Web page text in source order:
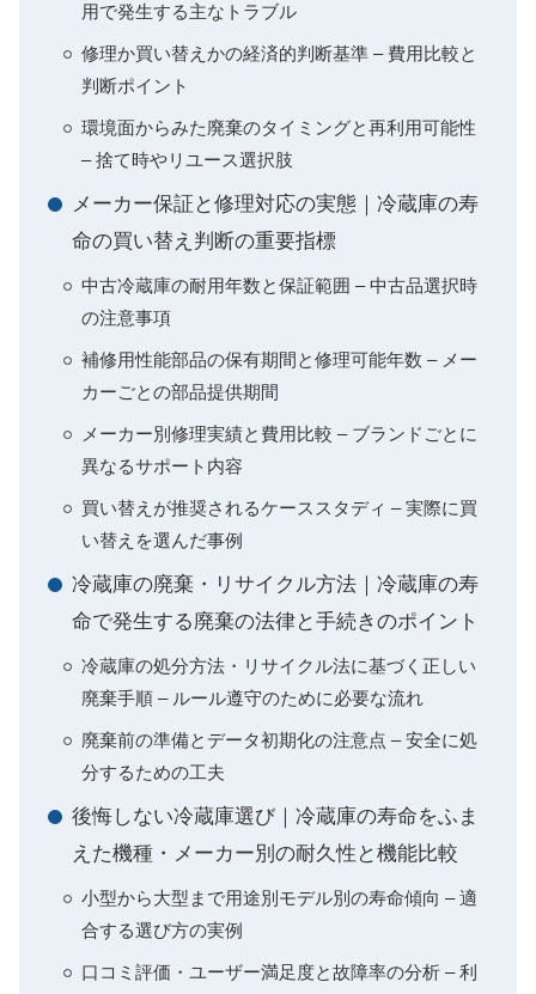
用で発生する主なトラブル
修理か買い替えかの経済的判断基準 – 費用比較と
判断ポイント
環境面からみた廃棄のタイミングと再利用可能性
– 捨て時やリユース選択肢
メーカー保証と修理対応の実態｜冷蔵庫の寿
命の買い替え判断の重要指標
中古冷蔵庫の耐用年数と保証範囲 – 中古品選択時
の注意事項
補修用性能部品の保有期間と修理可能年数 – メー
カーごとの部品提供期間
メーカー別修理実績と費用比較 – ブランドごとに
異なるサポート内容
買い替えが推奨されるケーススタディ – 実際に買
い替えを選んだ事例
冷蔵庫の廃棄・リサイクル方法｜冷蔵庫の寿
命で発生する廃棄の法律と手続きのポイント
冷蔵庫の処分方法・リサイクル法に基づく正しい
廃棄手順 – ルール遵守のために必要な流れ
廃棄前の準備とデータ初期化の注意点 – 安全に処
分するための工夫
後悔しない冷蔵庫選び｜冷蔵庫の寿命をふま
えた機種・メーカー別の耐久性と機能比較
小型から大型まで用途別モデル別の寿命傾向 – 適
合する選び方の実例
口コミ評価・ユーザー満足度と故障率の分析 – 利